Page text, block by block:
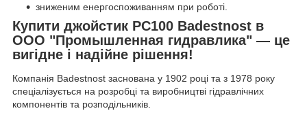
зниженим енергоспоживанням при роботі.
Купити джойстик PC100 Badestnost в
ООО "Промышленная гидравлика" — це
вигідне і надійне рішення!
Компанія Badestnost заснована у 1902 році та з 1978 року
спеціалізується на розробці та виробництві гідравлічних
компонентів та розподільників.